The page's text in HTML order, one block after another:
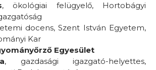
, ökológiai felügyelő, Hortobágyi
docens, Szent István Egyetem,
Kar
Egyesület
, gazdasági igazgató-helyettes,